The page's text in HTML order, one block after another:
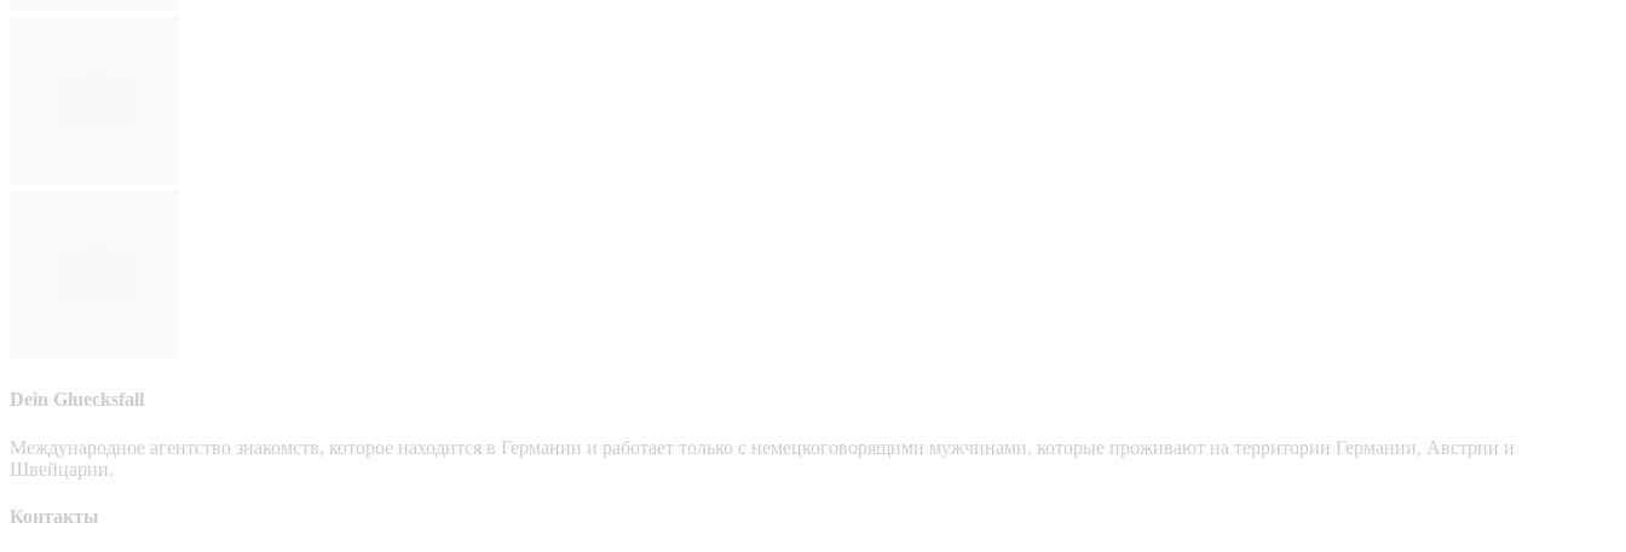
Dein Gluecksfall
Международное агентство знакомств, которое находится в Германии и работает только с немецкоговорящими мужчинами, которые проживают на территории Германии, Австрии и
Швейцарии.
Контакты